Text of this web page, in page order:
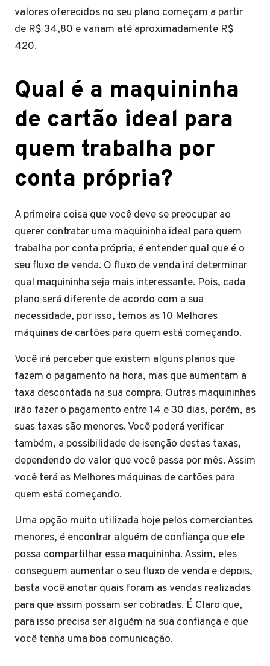
valores oferecidos no seu plano começam a partir
de R$ 34,80 e variam até aproximadamente R$
420.
Qual é a maquininha
de cartão ideal para
quem trabalha por
conta própria?
A primeira coisa que você deve se preocupar ao
querer contratar uma maquininha ideal para quem
trabalha por conta própria, é entender qual que é o
seu fluxo de venda. O fluxo de venda irá determinar
qual maquininha seja mais interessante. Pois, cada
plano será diferente de acordo com a sua
necessidade, por isso, temos as 10 Melhores
máquinas de cartões para quem está começando.
Você irá perceber que existem alguns planos que
fazem o pagamento na hora, mas que aumentam a
taxa descontada na sua compra. Outras maquininhas
irão fazer o pagamento entre 14 e 30 dias, porém, as
suas taxas são menores. Você poderá verificar
também, a possibilidade de isenção destas taxas,
dependendo do valor que você passa por mês. Assim
você terá as Melhores máquinas de cartões para
quem está começando.
Uma opção muito utilizada hoje pelos comerciantes
menores, é encontrar alguém de confiança que ele
possa compartilhar essa maquininha. Assim, eles
conseguem aumentar o seu fluxo de venda e depois,
basta você anotar quais foram as vendas realizadas
para que assim possam ser cobradas. É Claro que,
para isso precisa ser alguém na sua confiança e que
você tenha uma boa comunicação.